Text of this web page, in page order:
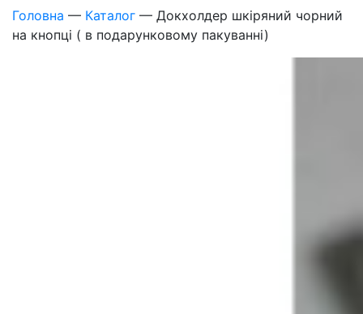
Головна — Каталог — Докхолдер шкіряний чорний
на кнопці ( в подарунковому пакуванні)